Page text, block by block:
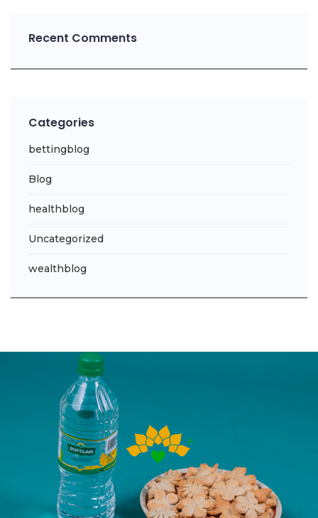
Recent Comments
Categories
bettingblog
Blog
healthblog
Uncategorized
wealthblog